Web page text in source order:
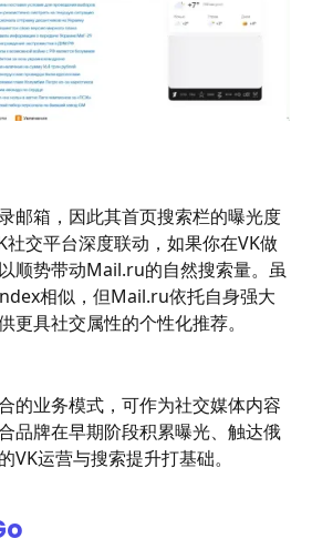
邮箱，因此其首页搜索栏的曝光度
交平台深度联动，如果你在VK做
顺势带动Mail.ru的自然搜索量。虽
相似，但Mail.ru依托自身强大
更具社交属性的个性化推荐。
的业务模式，可作为社交媒体内容
品牌在早期阶段积累曝光、触达俄
VK运营与搜索提升打基础。